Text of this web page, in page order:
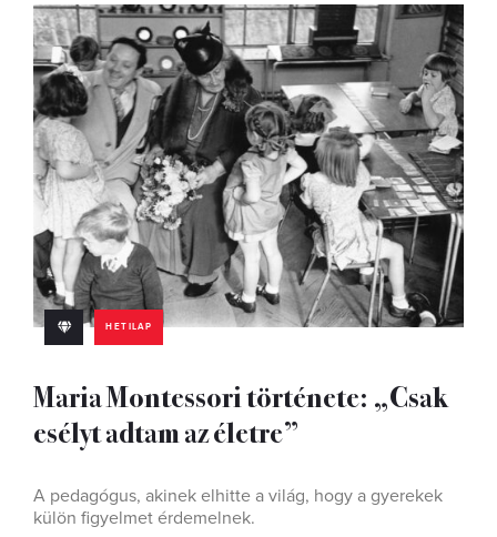
HETILAP
Maria Montessori története: „Csak
esélyt adtam az életre”
A pedagógus, akinek elhitte a világ, hogy a gyerekek
külön figyelmet érdemelnek.